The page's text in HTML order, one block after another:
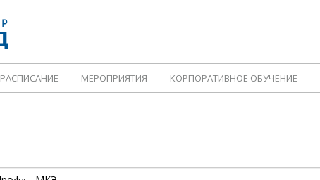
РАСПИСАНИЕ МЕРОПРИЯТИЯ КОРПОРАТИВНОЕ ОБУЧЕНИЕ